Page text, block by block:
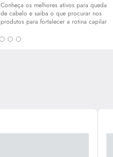
Conheça os melhores ativos para queda
de cabelo e saiba o que procurar nos
produtos para fortalecer a rotina capilar